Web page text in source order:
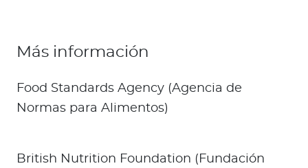
Más información
Food Standards Agency (Agencia de
Normas para Alimentos)
British Nutrition Foundation (Fundación